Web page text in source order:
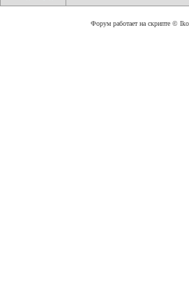
Форум работает на скрипте ©